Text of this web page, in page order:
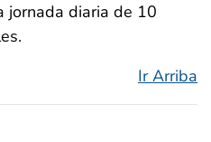
jornada diaria de 10
Ir Arriba